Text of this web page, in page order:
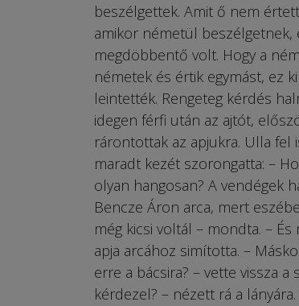
beszélgettek. Amit ő nem
amikor németül beszélgetnek,
megdöbbentő volt. Hogy a
németek és értik egymást, ez
leintették. Rengeteg kérdés
idegen férfi után az ajtót,
rárontottak az apjukra. Ulla fel
maradt kezét szorongatta: –
olyan hangosan? A vendégek
Bencze Áron arca, mert
még kicsi voltál – mondta. –
apja arcához simította. –
erre a bácsira? – vette vissza a
kérdezel? – nézett rá a